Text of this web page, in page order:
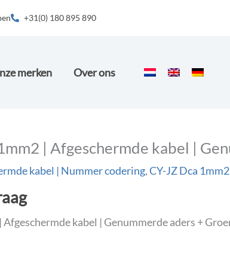
+31(0) 180 895 890
merken Over ons
| Afgeschermde kabel |
kabel | Nummer codering,CY-JZ Dca
Afgeschermde kabel | Genummerde aders +